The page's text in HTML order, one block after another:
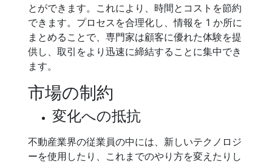
とができます。これにより、時間とコストを節約
できます。プロセスを合理化し、情報を 1 か所に
まとめることで、専門家は顧客に優れた体験を提
供し、取引をより迅速に締結することに集中でき
ます。
市場の制約
変化への抵抗
不動産業界の従業員の中には、新しいテクノロジ
ーを使用したり、これまでのやり方を変えたりし